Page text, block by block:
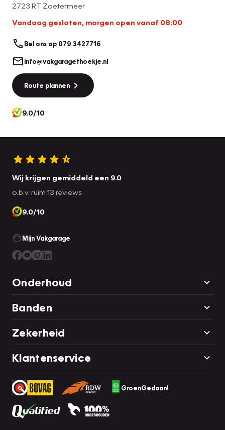
2723 RT Zoetermeer
Vandaag gesloten, morgen open vanaf 08:00
Bel ons op 079 3427716
info@vakgaragethoekje.nl
Route plannen
9.0/10
Wij krijgen gemiddeld een 9.0
o.b.v. ruim 13 reviews
9.0/10
Mijn Vakgarage
Onderhoud
Banden
Zekerheid
Klantenservice
GroenGedaan!